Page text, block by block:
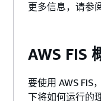
更多信息，请参
AWS FIS
要使用 AWS FIS
下将如何运行的